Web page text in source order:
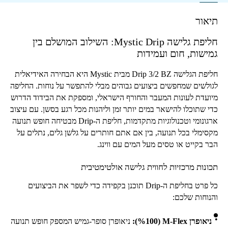
תיאור
חליפת גלישה Mystic Drip: השילוב המושלם בין
גמישות, חום ועמידות
חליפת הגלישה Drip 3/2 BZמבית Mysticהיא הבחירה האידיאלית
לגולשים שמחפשים ביצועים גבוהים מבלי להתפשר על נוחות. החליפה
מיועדת לעונות המעבר והחורף הישראלי, ומספקת את הבידוד הדרוש
כדי שתוכלו להישאר במים יותר זמן וליהנות מכל רגע בסשן. עם עיצוב
ארגונומי וטכנולוגיות מתקדמות, חליפת ה-Dripמבטיחה חופש תנועה
מקסימלי בכל תנועה, בין אם אתם חותרים על גלשן גלים, נתלים על
הבר בקייט או טסים מעל המים עם ווינג.
תכונות מרכזיות לחווית גלישה אולטימטיבית
כל פרט בחליפת ה-Dripתוכנן בקפידה כדי לשפר את הביצועים
והנוחות שלכם:
ניאופרן M-Flex
(
100
%): ניאופרן סופר-גמיש המספק חופש תנועה